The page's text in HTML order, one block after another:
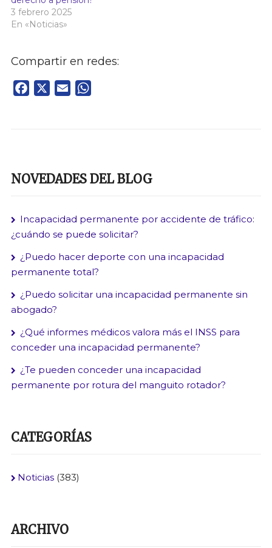
3 febrero 2025
En «Noticias»
Compartir en redes:
Facebook Email
NOVEDADES DEL BLOG
Incapacidad permanente por accidente de tráfico:
¿cuándo se puede solicitar?
¿Puedo hacer deporte con una incapacidad
permanente total?
¿Puedo solicitar una incapacidad permanente sin
abogado?
¿Qué informes médicos valora más el INSS para
conceder una incapacidad permanente?
¿Te pueden conceder una incapacidad
permanente por rotura del manguito rotador?
CATEGORÍAS
Noticias(383)
ARCHIVO